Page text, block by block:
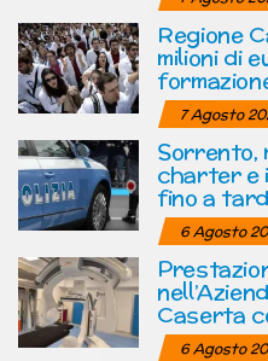
Regione
milioni di
7 Agosto
Sorrento,
charter e
fino a
6 Agosto
Caserta
6 Agosto